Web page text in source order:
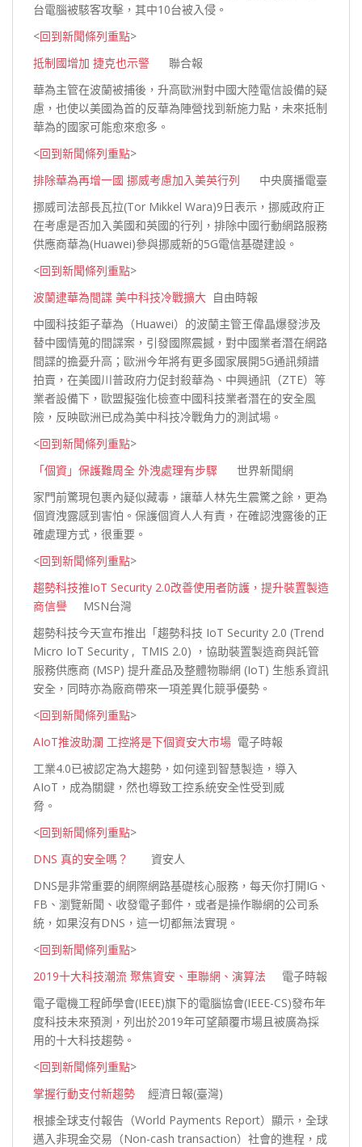
台電腦被駭客攻擊，其中10台被入侵。
<回到新聞條列重點>
抵制國增加 捷克也示警 聯合報
華為主管在波蘭被捕後，升高歐洲對中國大陸電信設備的疑
慮，也使以美國為首的反華為陣營找到新施力點，未來抵制
華為的國家可能愈來愈多。
<回到新聞條列重點>
排除華為再增一國 挪威考慮加入美英行列 中央廣播電臺
挪威司法部長瓦拉(Tor Mikkel Wara)9日表示，挪威政府正
在考慮是否加入美國和英國的行列，排除中國行動網路服務
供應商華為(Huawei)參與挪威新的5G電信基礎建設。
<回到新聞條列重點>
波蘭逮華為間諜 美中科技冷戰擴大 自由時報
中國科技鉅子華為（Huawei）的波蘭主管王偉晶爆發涉及
替中國情蒐的間諜案，引發國際震撼，對中國業者潛在網路
間諜的擔憂升高；歐洲今年將有更多國家展開5G通訊頻譜
拍賣，在美國川普政府力促封殺華為、中興通訊（ZTE）等
業者設備下，歐盟擬強化檢查中國科技業者潛在的安全風
險，反映歐洲已成為美中科技冷戰角力的測試場。
<回到新聞條列重點>
「個資」保護難周全 外洩處理有步驟 世界新聞網
家門前驚現包裹內疑似藏毒，讓華人林先生震驚之餘，更為
個資洩露感到害怕。保護個資人人有責，在確認洩露後的正
確處理方式，很重要。
<回到新聞條列重點>
趨勢科技推IoT Security 2.0改善使用者防護，提升裝置製造
商信譽 MSN台灣
趨勢科技今天宣布推出「趨勢科技 IoT Security 2.0 (Trend
Micro IoT Security , TMIS 2.0) ，協助裝置製造商與託管
服務供應商 (MSP) 提升產品及整體物聯網 (IoT) 生態系資訊
安全，同時亦為廠商帶來一項差異化競爭優勢。
<回到新聞條列重點>
AIoT推波助瀾 工控將是下個資安大市場 電子時報
工業4.0已被認定為大趨勢，如何達到智慧製造，導入
AIoT，成為關鍵，然也導致工控系統安全性受到威
脅。
<回到新聞條列重點>
DNS 真的安全嗎？
資安人
DNS是非常重要的網際網路基礎核心服務，每天你打開IG、
FB、瀏覽新聞、收發電子郵件，或者是操作聯網的公司系
統，如果沒有DNS，這一切都無法實現。
<回到新聞條列重點>
2019十大科技潮流 聚焦資安、車聯網、演算法 電子時報
電子電機工程師學會(IEEE)旗下的電腦協會(IEEE-CS)發布年
度科技未來預測，列出於2019年可望顛覆市場且被廣為採
用的十大科技趨勢。
<回到新聞條列重點>
掌握行動支付新趨勢 經濟日報(臺灣)
根據全球支付報告（World Payments Report）顯示，全球
邁入非現金交易（Non-cash transaction）社會的進程，成